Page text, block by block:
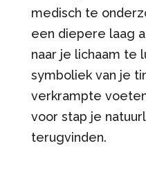
medisch te
een diepere laag
naar je lichaam te
symboliek van je
verkrampte
voor stap je
terugvinden.